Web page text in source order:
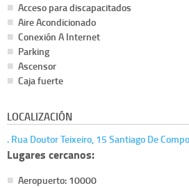
Acceso para discapacitados
Aire Acondicionado
Conexión A Internet
Parking
Ascensor
Caja fuerte
LOCALIZACIÓN
. Rua Doutor Teixeiro, 15 Santiago De
Lugares cercanos:
Aeropuerto: 10000